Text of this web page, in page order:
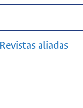
Revistas aliadas